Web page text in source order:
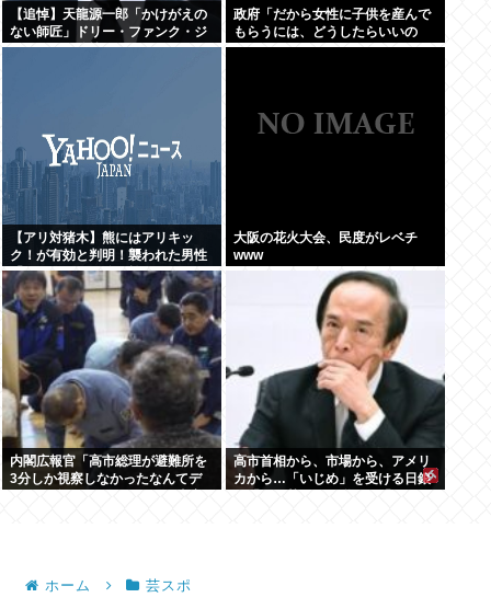
【追悼】天龍源一郎「かけがえの
ない師匠」ドリー・ファンク・ジ
ュニアさん追悼
政府「だから女性に子供を産んで
もらうには、どうしたらいいの
よ;;」
【アリ対猪木】熊にはアリキッ
ク！が有効と判明！襲われた男性
「アリキックで追っ払った」
大阪の花火大会、民度がレベチ
www
内閣広報官「高市総理が避難所を
3分しか視察しなかったなんてデ
高市首相から、市場から、アメリ
カから…「いじめ」を受ける日銀
ホーム 芸スポ